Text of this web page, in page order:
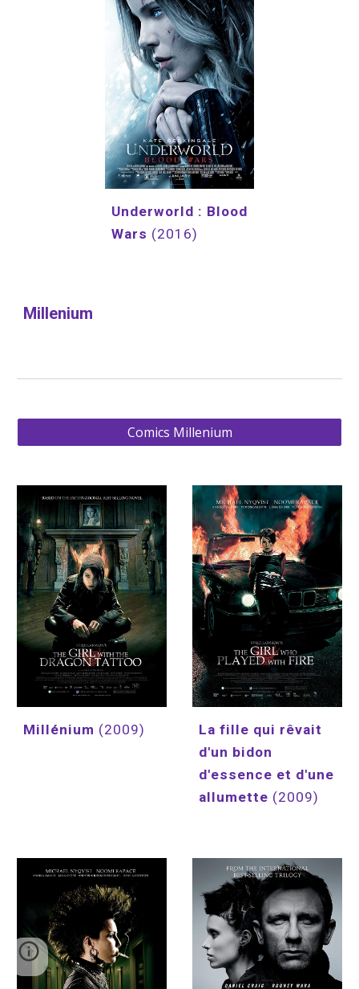
Underworld : Blood
Wars (2016)
Millenium
Comics Millenium
Millénium (2009)
La fille qui rêvait
d'un bidon
d'essence et d'une
allumette (2009)